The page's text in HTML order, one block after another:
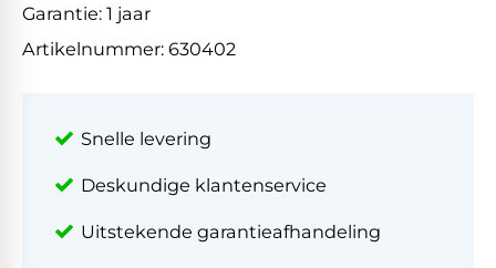
Garantie: 1 jaar
Artikelnummer: 630402
Snelle levering
Deskundige klantenservice
Uitstekende garantieafhandeling